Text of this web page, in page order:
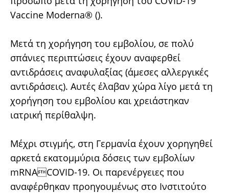
Vaccine Moderna® ().
Μετά τη χορήγηση του εμβολίου, σε πολύ
σπάνιες περιπτώσεις έχουν αναφερθεί
αντιδράσεις αναφυλαξίας (άμεσες αλλεργικές
αντιδράσεις). Αυτές έλαβαν χώρα λίγο μετά τη
χορήγηση του εμβολίου και χρειάστηκαν
ιατρική περίθαλψη.
Μέχρι στιγμής, στη Γερμανία έχουν χορηγηθεί
αρκετά εκατομμύρια δόσεις των εμβολίων
mRNACOVID-19. Οι παρενέργειες που
αναφέρθηκαν προηγουμένως στο Ινστιτούτο